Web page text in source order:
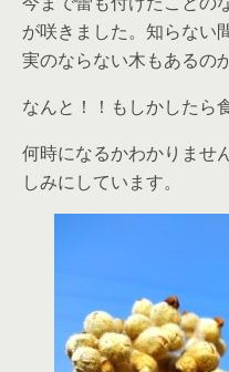
が咲きました。知らない
実のならない木もあるの
なんと！！もしかしたら
何時になるかわかりませ
しみにしています。